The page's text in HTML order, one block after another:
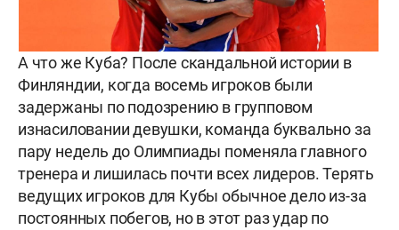
А что же Куба? После скандальной истории в
Финляндии, когда восемь игроков были
задержаны по подозрению в групповом
изнасиловании девушки, команда буквально за
пару недель до Олимпиады поменяла главного
тренера и лишилась почти всех лидеров. Терять
ведущих игроков для Кубы обычное дело из-за
постоянных побегов, но в этот раз удар по